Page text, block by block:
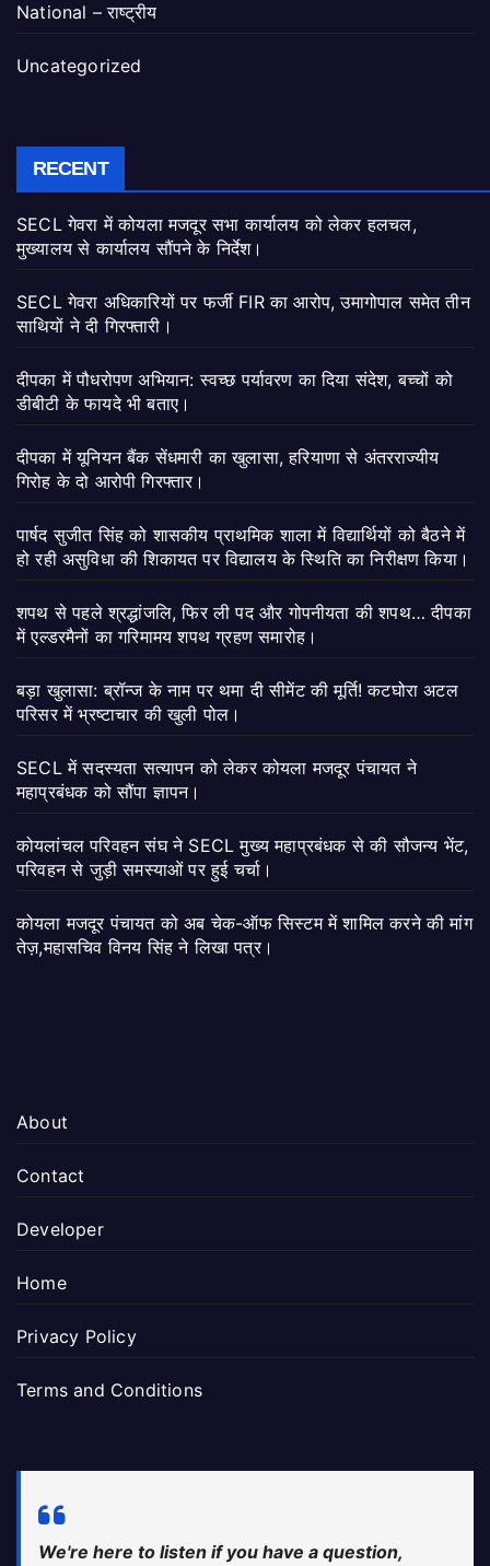
National – राष्ट्रीय
Uncategorized
RECENT
SECL गेवरा में कोयला मजदूर सभा कार्यालय को लेकर हलचल,
मुख्यालय से कार्यालय सौंपने के निर्देश।
SECL गेवरा अधिकारियों पर फर्जी FIR का आरोप, उमागोपाल समेत तीन
साथियों ने दी गिरफ्तारी।
दीपका में पौधरोपण अभियान: स्वच्छ पर्यावरण का दिया संदेश, बच्चों को
डीबीटी के फायदे भी बताए।
दीपका में यूनियन बैंक सेंधमारी का खुलासा, हरियाणा से अंतरराज्यीय
गिरोह के दो आरोपी गिरफ्तार।
पार्षद सुजीत सिंह को शासकीय प्राथमिक शाला में विद्यार्थियों को बैठने में
हो रही असुविधा की शिकायत पर विद्यालय के स्थिति का निरीक्षण किया।
शपथ से पहले श्रद्धांजलि, फिर ली पद और गोपनीयता की शपथ… दीपका
में एल्डरमैनों का गरिमामय शपथ ग्रहण समारोह।
बड़ा खुलासा: ब्रॉन्ज के नाम पर थमा दी सीमेंट की मूर्ति! कटघोरा अटल
परिसर में भ्रष्टाचार की खुली पोल।
SECL में सदस्यता सत्यापन को लेकर कोयला मजदूर पंचायत ने
महाप्रबंधक को सौंपा ज्ञापन।
कोयलांचल परिवहन संघ ने SECL मुख्य महाप्रबंधक से की सौजन्य भेंट,
परिवहन से जुड़ी समस्याओं पर हुई चर्चा।
कोयला मजदूर पंचायत को अब चेक-ऑफ सिस्टम में शामिल करने की मांग
तेज़,महासचिव विनय सिंह ने लिखा पत्र।
About
Contact
Developer
Home
Privacy Policy
Terms and Conditions
We're here to listen if you have a question,